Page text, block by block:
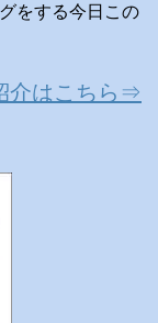
をする今日この
介はこちら⇒